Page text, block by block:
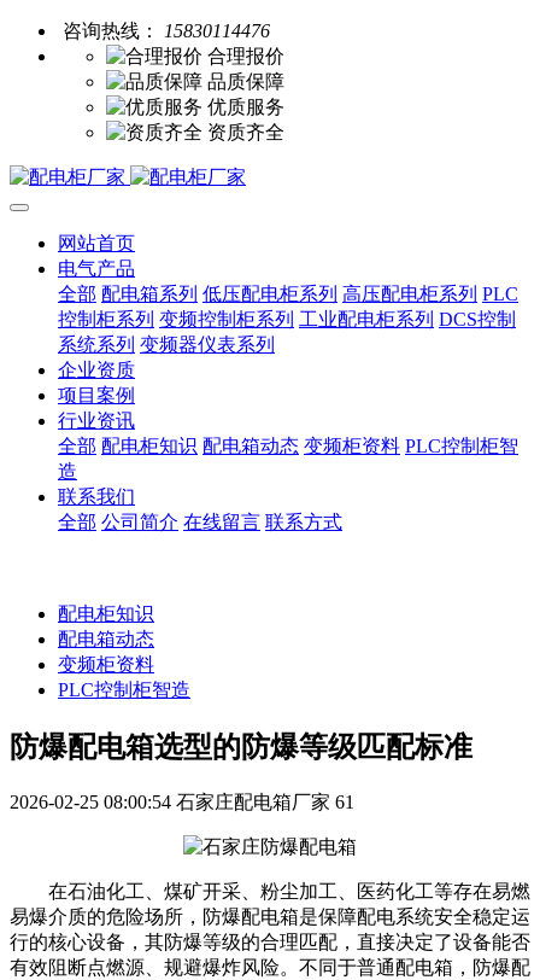
咨询热线：
15830114476
合理报价
品质保障
优质服务
资质齐全
网站首页
电气产品
全部 配电箱系列 低压配电柜系列 高压配电柜系列 PLC
控制柜系列 变频控制柜系列 工业配电柜系列 DCS控制
系统系列 变频器仪表系列
企业资质
项目案例
行业资讯
全部 配电柜知识 配电箱动态 变频柜资料 PLC控制柜智
造
联系我们
全部 公司简介 在线留言 联系方式
配电柜知识
配电箱动态
变频柜资料
PLC控制柜智造
防爆配电箱选型的防爆等级匹配标准
2026-02-25 08:00:54 石家庄配电箱厂家 61
在石油化工、煤矿开采、粉尘加工、医药化工等存在易燃
易爆介质的危险场所，防爆配电箱是保障配电系统安全稳定运
行的核心设备，其防爆等级的合理匹配，直接决定了设备能否
有效阻断点燃源、规避爆炸风险。不同于普通配电箱，防爆配